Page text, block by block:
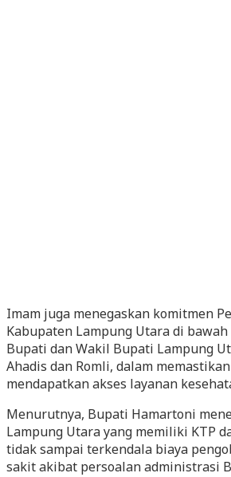
Imam juga menegaskan komitmen
Kabupaten Lampung Utara di
Bupati dan Wakil Bupati Lampung
Ahadis dan Romli, dalam
mendapatkan akses layanan
Menurutnya, Bupati Hamartoni
Lampung Utara yang memiliki KTP
tidak sampai terkendala biaya
sakit akibat persoalan administrasi